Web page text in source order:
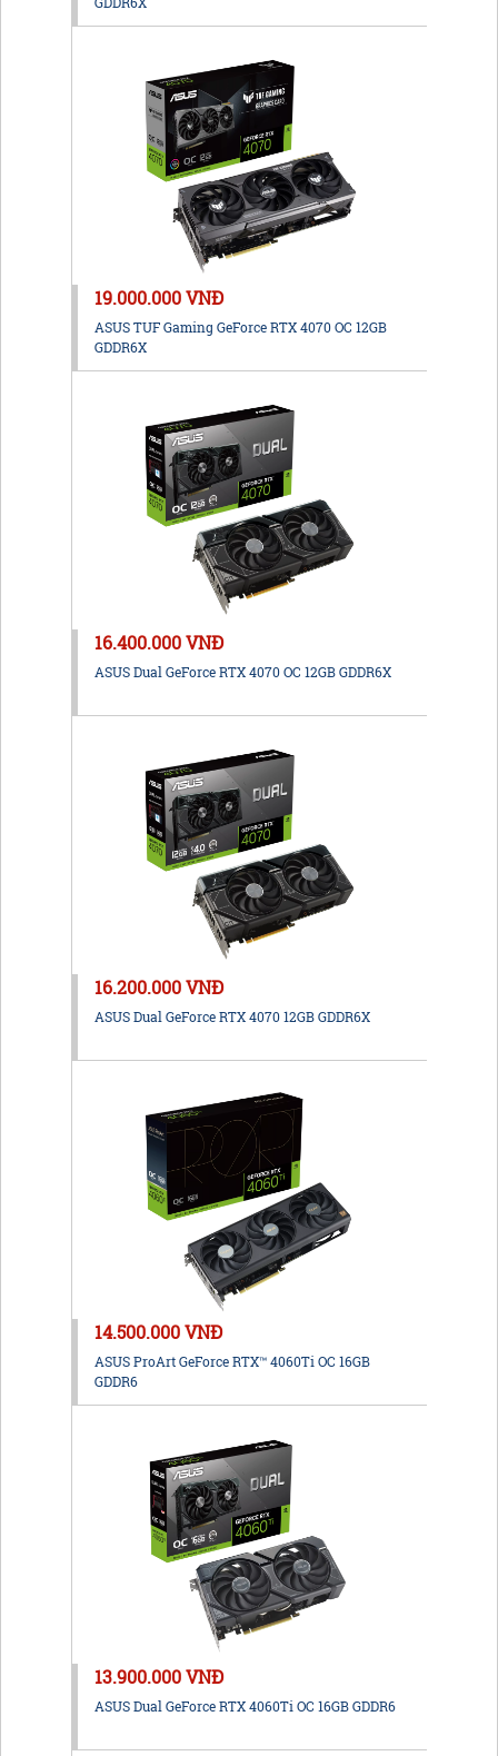
19.000.000 VNĐ
ASUS TUF Gaming GeForce RTX 4070 OC 12GB
GDDR6X
16.400.000 VNĐ
ASUS Dual GeForce RTX 4070 OC 12GB GDDR6X
16.200.000 VNĐ
ASUS Dual GeForce RTX 4070 12GB GDDR6X
14.500.000 VNĐ
ASUS ProArt GeForce RTX™ 4060Ti OC 16GB
GDDR6
13.900.000 VNĐ
ASUS Dual GeForce RTX 4060Ti OC 16GB GDDR6